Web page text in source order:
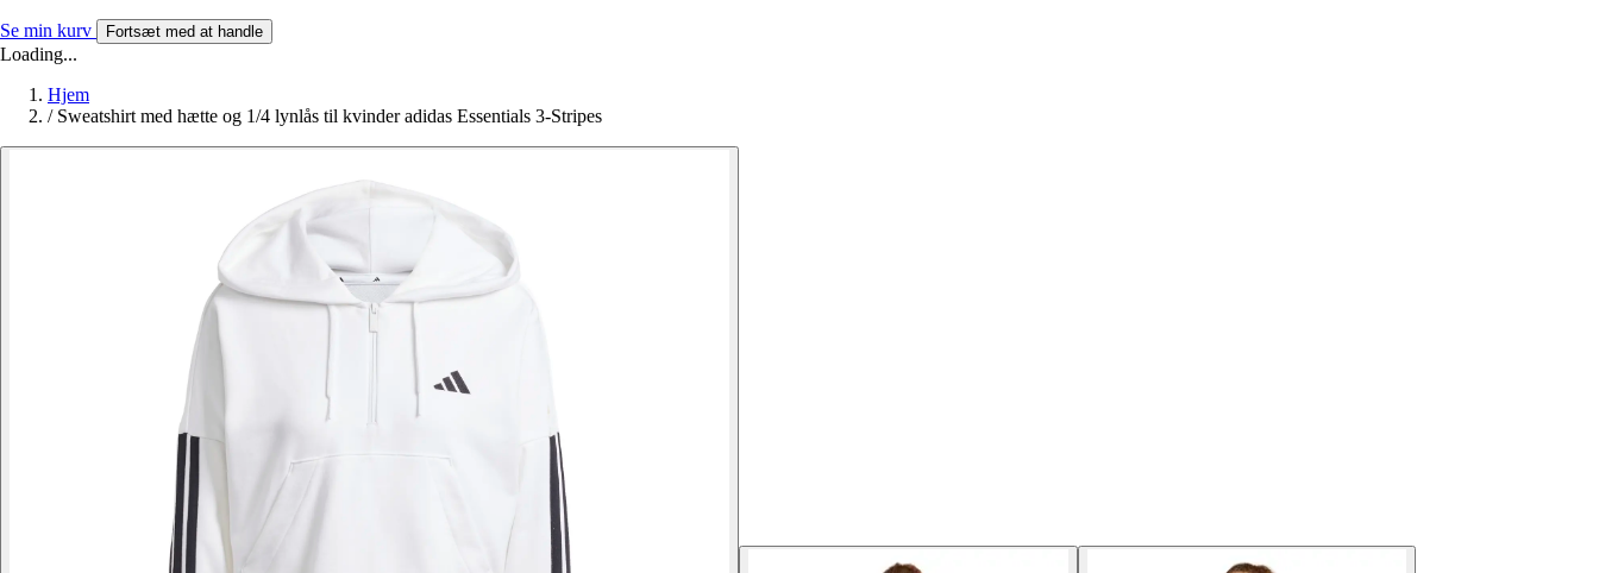
Se min kurv Fortsæt med at handle
Loading...
Hjem
/ Sweatshirt med hætte og 1/4 lynlås til kvinder adidas Essentials 3-Stripes